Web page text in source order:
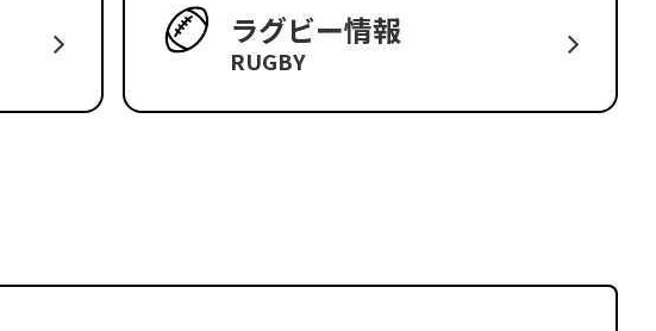
ラグビー情報
RUGBY